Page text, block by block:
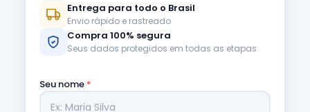
Entrega para todo o Brasil
Envio rápido e rastreado
Compra 100% segura
Seus dados protegidos em todas as etapas
Seu nome *